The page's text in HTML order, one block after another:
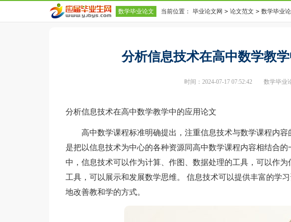
数学毕业论文 当前位置： 毕业论文网 > 论文范文 > 数学毕业
分析信息技术在高中数学教
时间：2024-07-17 07:52:42 数学毕业
分析信息技术在高中数学教学中的应用论文
高中数学课程标准明确提出，注重信息技术与数学课程内容
是把以信息技术为中心的各种资源同高中数学课程内容相结合
中，信息技术可以作为计算、作图、数据处理的工具，可以作
工具，可以展示和发展数学思维。 信息技术可以提供丰富的学
地改善教和学的方式。